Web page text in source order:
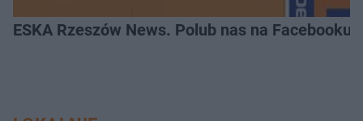
ESKA Rzeszów News. Polub nas na Facebooku!